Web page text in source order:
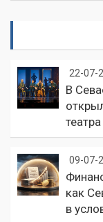
22-07-
В
09-07-
как
в